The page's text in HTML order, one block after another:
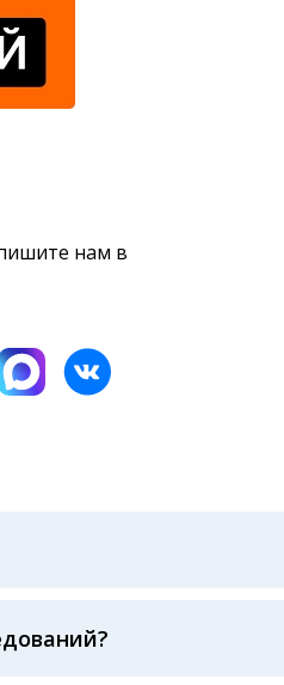
нам в
оплате
соблюдением